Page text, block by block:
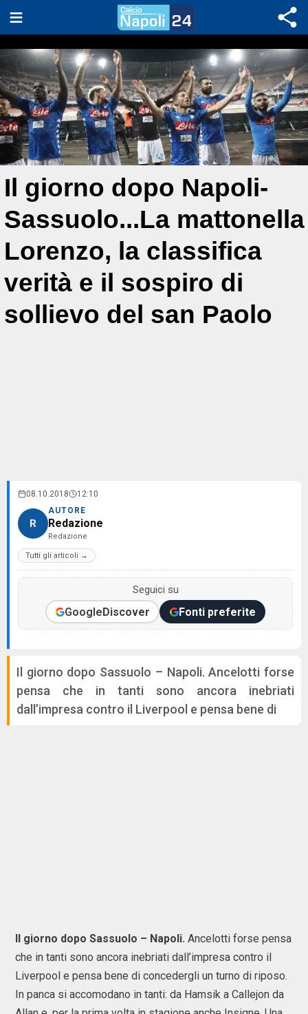
Il giorno dopo Napoli-
Sassuolo...La mattonella
Lorenzo, la classifica
verità e il sospiro di
sollievo del san Paolo
08.10.2018 12:10
R
AUTORE
Redazione
Redazione
Tutti gli articoli →
Seguici su
GoogleDiscover Fonti preferite
Il giorno dopo Sassuolo – Napoli. Ancelotti forse
pensa che in tanti sono ancora inebriati
dall’impresa contro il Liverpool e pensa bene di
Il giorno dopo Sassuolo – Napoli. Ancelotti forse pensa
che in tanti sono ancora inebriati dall’impresa contro il
Liverpool e pensa bene di concedergli un turno di riposo.
In panca si accomodano in tanti: da Hamsik a Callejon da